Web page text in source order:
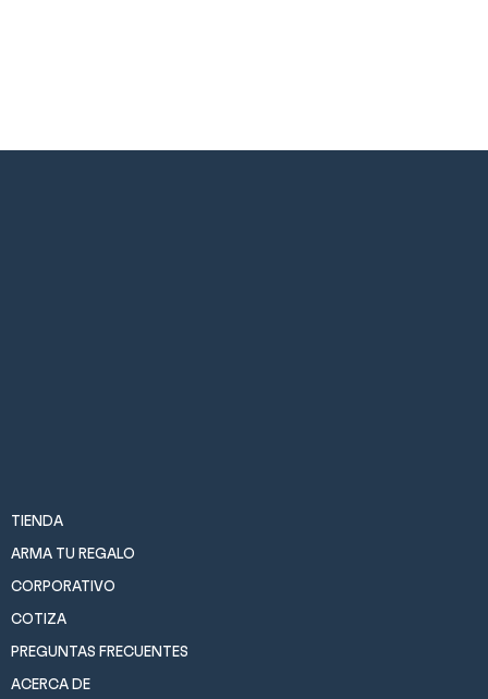
TIENDA
ARMA TU REGALO
CORPORATIVO
COTIZA
PREGUNTAS FRECUENTES
ACERCA DE